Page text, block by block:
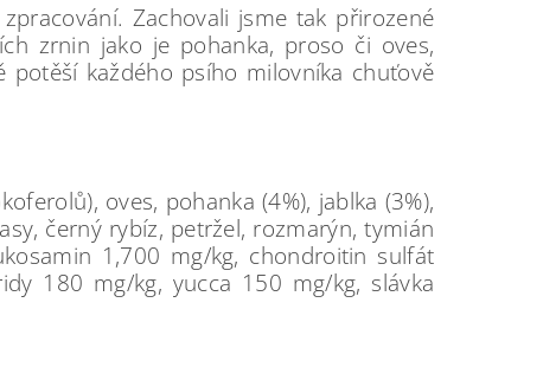
Zachovali jsme tak přirozené
zrnin jako je pohanka, proso či oves,
každého psího milovníka chuťově
oves, pohanka (4%), jablka (3%),
černý rybíz, petržel, rozmarýn, tymián
1,700 mg/kg, chondroitin sulfát
180 mg/kg, yucca 150 mg/kg, slávka